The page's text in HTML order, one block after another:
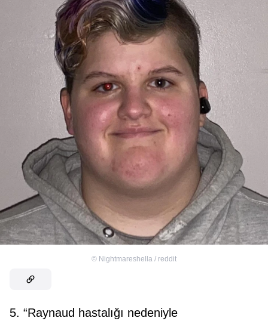
© Nightmareshella / reddit
5. “Raynaud hastalığı nedeniyle